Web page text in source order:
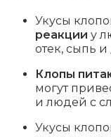
Укусы
реакции у
отек, сыпь и
Клопы
могут
и людей с
Укусы